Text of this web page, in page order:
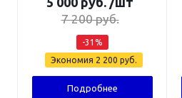
7 200руб.
-31 %
Экономия 2 200 руб.
Подробнее